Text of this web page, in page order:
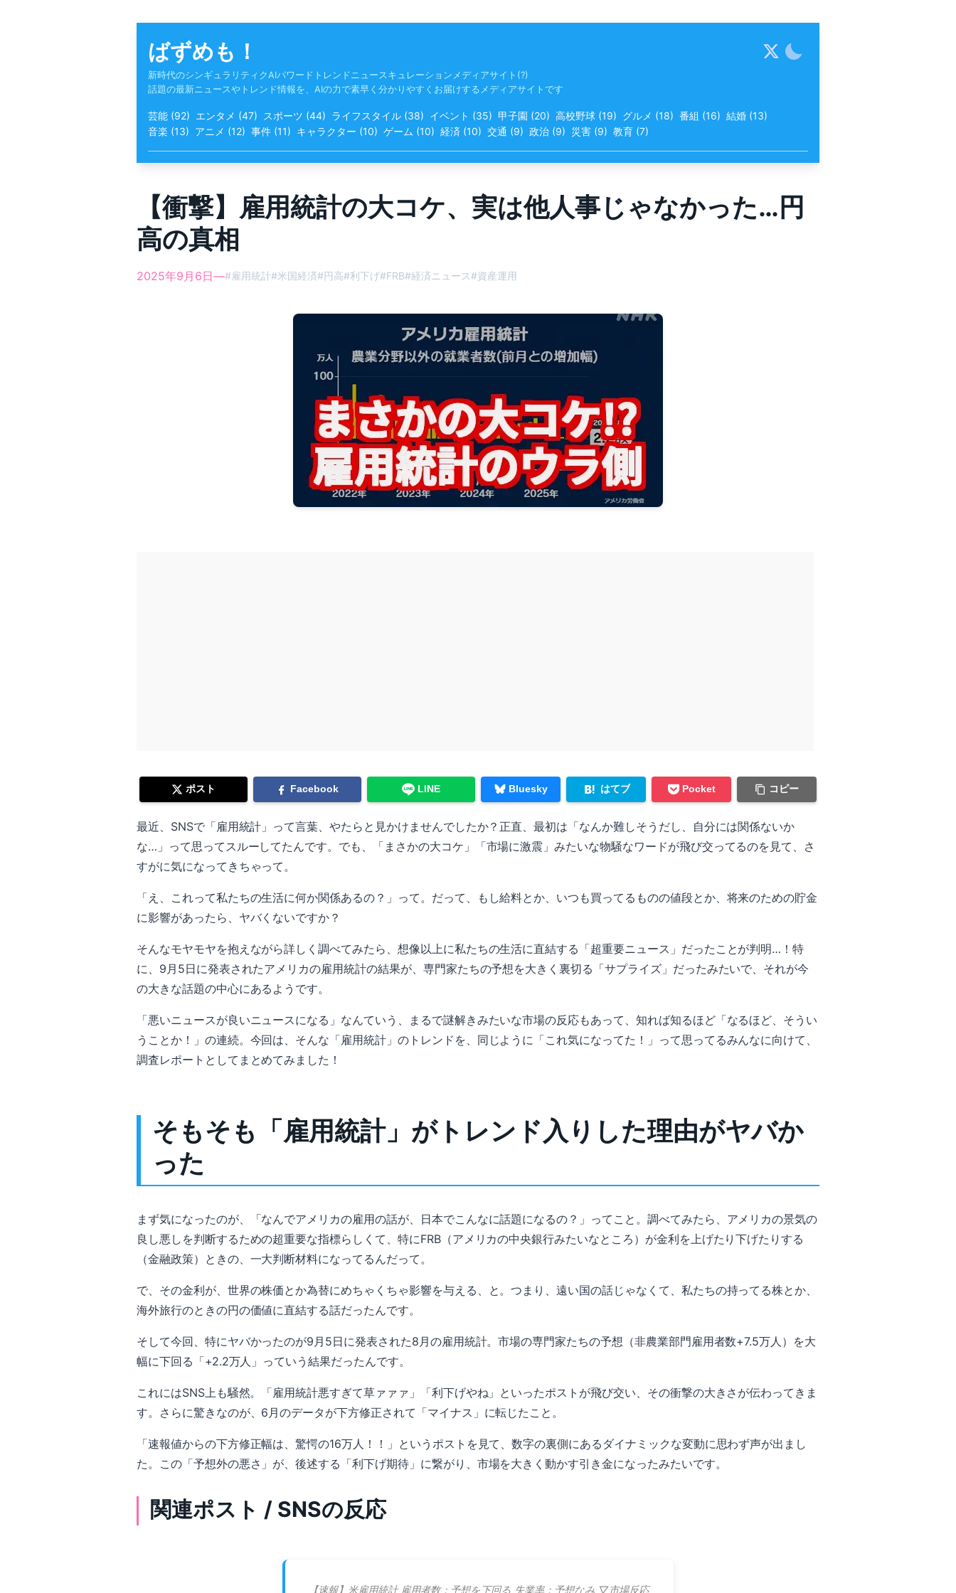
ばずめも！
新時代のシンギュラリティクAIパワードトレンドニュースキュレーションメディアサイト(?)
話題の最新ニュースやトレンド情報を、AIの力で素早く分かりやすくお届けするメディアサイトです
芸能 (92) エンタメ (47) スポーツ (44) ライフスタイル (38) イベント (35) 甲子園 (20) 高校野球 (19) グルメ (18) 番組 (16) 結婚 (13)
音楽 (13) アニメ (12) 事件 (11) キャラクター (10) ゲーム (10) 経済 (10) 交通 (9) 政治 (9) 災害 (9) 教育 (7)
【衝撃】雇用統計の大コケ、実は他人事じゃなかった…円
高の真相
2025年9月6日—#雇用統計#米国経済#円高#利下げ#FRB#経済ニュース#資産運用
ポスト Facebook LINE Bluesky はてブ Pocket コピー
最近、SNSで「雇用統計」って言葉、やたらと見かけませんでしたか？正直、最初は「なんか難しそうだし、自分には関係ないか
な…」って思ってスルーしてたんです。でも、「まさかの大コケ」「市場に激震」みたいな物騒なワードが飛び交ってるのを見て、さ
すがに気になってきちゃって。
「え、これって私たちの生活に何か関係あるの？」って。だって、もし給料とか、いつも買ってるものの値段とか、将来のための貯金
に影響があったら、ヤバくないですか？
そんなモヤモヤを抱えながら詳しく調べてみたら、想像以上に私たちの生活に直結する「超重要ニュース」だったことが判明…！特
に、9月5日に発表されたアメリカの雇用統計の結果が、専門家たちの予想を大きく裏切る「サプライズ」だったみたいで、それが今
の大きな話題の中心にあるようです。
「悪いニュースが良いニュースになる」なんていう、まるで謎解きみたいな市場の反応もあって、知れば知るほど「なるほど、そうい
うことか！」の連続。今回は、そんな「雇用統計」のトレンドを、同じように「これ気になってた！」って思ってるみんなに向けて、
調査レポートとしてまとめてみました！
そもそも「雇用統計」がトレンド入りした理由がヤバか
った
まず気になったのが、「なんでアメリカの雇用の話が、日本でこんなに話題になるの？」ってこと。調べてみたら、アメリカの景気の
良し悪しを判断するための超重要な指標らしくて、特にFRB（アメリカの中央銀行みたいなところ）が金利を上げたり下げたりする
（金融政策）ときの、一大判断材料になってるんだって。
で、その金利が、世界の株価とか為替にめちゃくちゃ影響を与える、と。つまり、遠い国の話じゃなくて、私たちの持ってる株とか、
海外旅行のときの円の価値に直結する話だったんです。
そして今回、特にヤバかったのが9月5日に発表された8月の雇用統計。市場の専門家たちの予想（非農業部門雇用者数+7.5万人）を大
幅に下回る「+2.2万人」っていう結果だったんです。
これにはSNS上も騒然。「雇用統計悪すぎて草ァァァ」「利下げやね」といったポストが飛び交い、その衝撃の大きさが伝わってきま
す。さらに驚きなのが、6月のデータが下方修正されて「マイナス」に転じたこと。
「速報値からの下方修正幅は、驚愕の16万人！！」というポストを見て、数字の裏側にあるダイナミックな変動に思わず声が出まし
た。この「予想外の悪さ」が、後述する「利下げ期待」に繋がり、市場を大きく動かす引き金になったみたいです。
関連ポスト / SNSの反応
【速報】米雇用統計 雇用者数：予想を下回る 失業率：予想なみ ▽市場反応